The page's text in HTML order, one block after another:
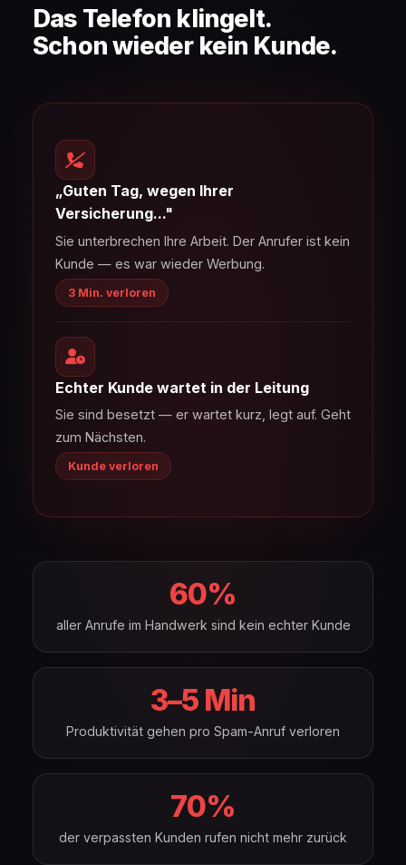
Das Telefon klingelt.
Schon wieder kein Kunde.
„Guten Tag, wegen Ihrer
Versicherung..."
Sie unterbrechen Ihre Arbeit. Der Anrufer ist kein
Kunde — es war wieder Werbung.
3 Min. verloren
Echter Kunde wartet in der Leitung
Sie sind besetzt — er wartet kurz, legt auf. Geht
zum Nächsten.
Kunde verloren
60%
aller Anrufe im Handwerk sind kein echter Kunde
3–5 Min
Produktivität gehen pro Spam-Anruf verloren
70%
der verpassten Kunden rufen nicht mehr zurück